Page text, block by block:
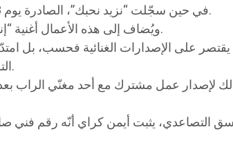
في حين سجّلت “نزيد نحبك”، الصادرة يوم 28 جوان 2025، نحو 183 ألف مشاهدة. أما أغنية ” ما نلوم” الصادرة في 1 ماي 2025 فقد حصدت 91 ألف مشاهدة.
ويُضاف إلى هذه الأعمال أغنية “إنت لامور” الصادرة يوم 1 فيفري 2025 والحاصلة على 67 ألف مشاهدة على المنصة الرسمية للفنان على اليوتيوب.
على الإصدارات الغنائية فحسب، بل امتدّ
التونسية خلال رمضان 2026، وهو عمل من كلماته وألحانه وأدائه، ما يعكس تعدد مواهبه بين الكتابة والتلحين والغناء.
لإصدار عمل مشترك مع أحد مغنّي الراب